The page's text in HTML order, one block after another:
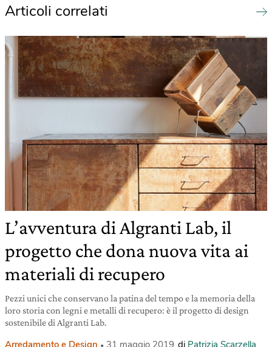
Articoli correlati
L’avventura di Algranti Lab, il
progetto che dona nuova vita ai
materiali di recupero
Pezzi unici che conservano la patina del tempo e la memoria della
loro storia con legni e metalli di recupero: è il progetto di design
sostenibile di Algranti Lab.
Arredamento e Design 31 maggio 2019 di Patrizia Scarzella